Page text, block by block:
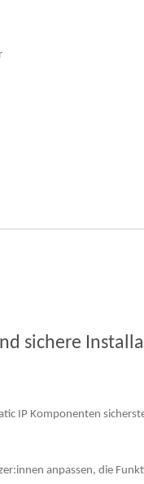
sichere
IP Komponenten
anpassen, die